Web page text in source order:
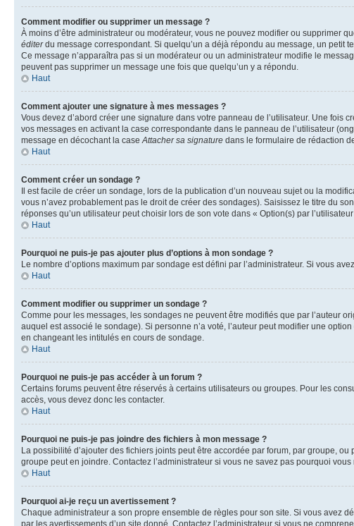
Comment modifier ou supprimer un message ?
À moins d’être administrateur ou modérateur, vous ne pouvez modifier ou supprimer
éditerdu message correspondant. Si quelqu’un a déjà répondu au message, un petit
Ce message n’apparaîtra pas si un modérateur ou un administrateur modifie le
peuvent pas supprimer un message une fois que quelqu’un y a répondu.
Haut
Comment ajouter une signature à mes messages ?
Vous devez d’abord créer une signature dans votre panneau de l’utilisateur. Une fois
vos messages en activant la case correspondante dans le panneau de l’utilisateur
message en décochant la caseAttacher sa signature dans le formulaire de rédaction
Haut
Comment créer un sondage ?
Il est facile de créer un sondage, lors de la publication d’un nouveau sujet ou la
vous n’avez probablement pas le droit de créer des sondages). Saisissez le titre du
réponses qu’un utilisateur peut choisir lors de son vote dans « Option(s) par
Haut
Pourquoi ne puis-je pas ajouter plus d’options à mon sondage ?
Le nombre d’options maximum par sondage est défini par l’administrateur. Si vous
Haut
Comment modifier ou supprimer un sondage ?
Comme pour les messages, les sondages ne peuvent être modifiés que par l’auteur
auquel est associé le sondage). Si personne n’a voté, l’auteur peut modifier une
en changeant les intitulés en cours de sondage.
Haut
Pourquoi ne puis-je pas accéder à un forum ?
Certains forums peuvent être réservés à certains utilisateurs ou groupes. Pour les
accès, vous devez donc les contacter.
Haut
Pourquoi ne puis-je pas joindre des fichiers à mon message ?
La possibilité d’ajouter des fichiers joints peut être accordée par forum, par groupe,
groupe peut en joindre. Contactez l’administrateur si vous ne savez pas pourquoi
Haut
Pourquoi ai-je reçu un avertissement ?
Chaque administrateur a son propre ensemble de règles pour son site. Si vous avez
par les avertissements d’un site donné. Contactez l’administrateur si vous ne